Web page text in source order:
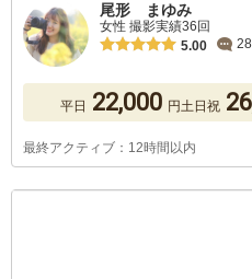
尾形 まゆみ
女性 撮影実績36回
5.00
平日 22,000 円土日祝
最終アクティブ：12時間以内